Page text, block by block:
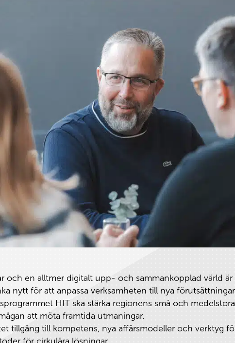
och en alltmer digitalt upp- och sammankopplad värld
nytt för att anpassa verksamheten till nya
HIT ska stärka regionens små och
att möta framtida utmaningar.
tillgång till kompetens, nya affärsmodeller och verktyg